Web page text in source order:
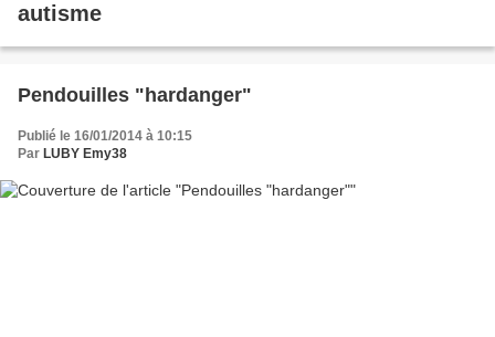
autisme
Pendouilles "hardanger"
Publié le 16/01/2014 à 10:15
Par LUBY Emy38